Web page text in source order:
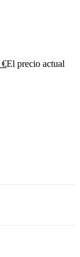
€El precio actual